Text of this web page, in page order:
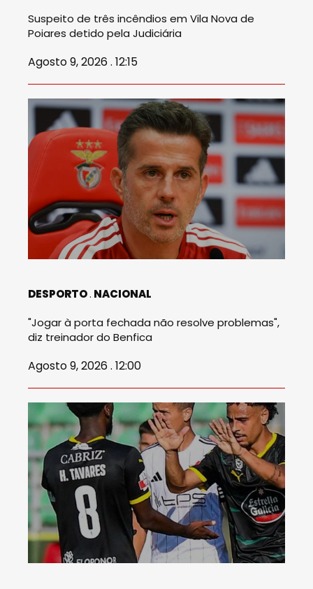
Suspeito de três incêndios em Vila Nova de
Poiares detido pela Judiciária
Agosto 9, 2026 . 12:15
DESPORTO NACIONAL
"Jogar à porta fechada não resolve problemas",
diz treinador do Benfica
Agosto 9, 2026 . 12:00